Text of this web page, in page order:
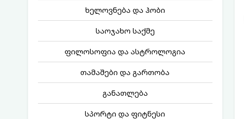
ხელოვნება და ჰობი
საოჯახო საქმე
ფილოსოფია და ასტროლოგია
თამაშები და გართობა
განათლება
სპორტი და ფიტნესი